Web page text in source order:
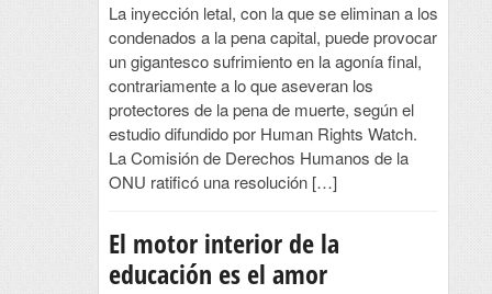
La inyección letal, con la que se eliminan a los
condenados a la pena capital, puede provocar
un gigantesco sufrimiento en la agonía final,
contrariamente a lo que aseveran los
protectores de la pena de muerte, según el
estudio difundido por Human Rights Watch.
La Comisión de Derechos Humanos de la
ONU ratificó una resolución […]
El motor interior de la
educación es el amor